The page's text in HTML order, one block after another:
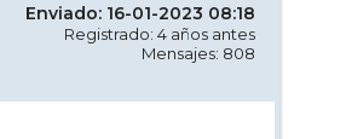
Enviado: 16-01-2023 08:18
Registrado: 4 años antes
Mensajes: 808